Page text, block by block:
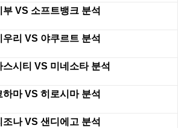
VS 소프트뱅크 분석
리 VS 야쿠르트 분석
시티 VS 미네소타 분석
마 VS 히로시마 분석
나 VS 샌디에고 분석